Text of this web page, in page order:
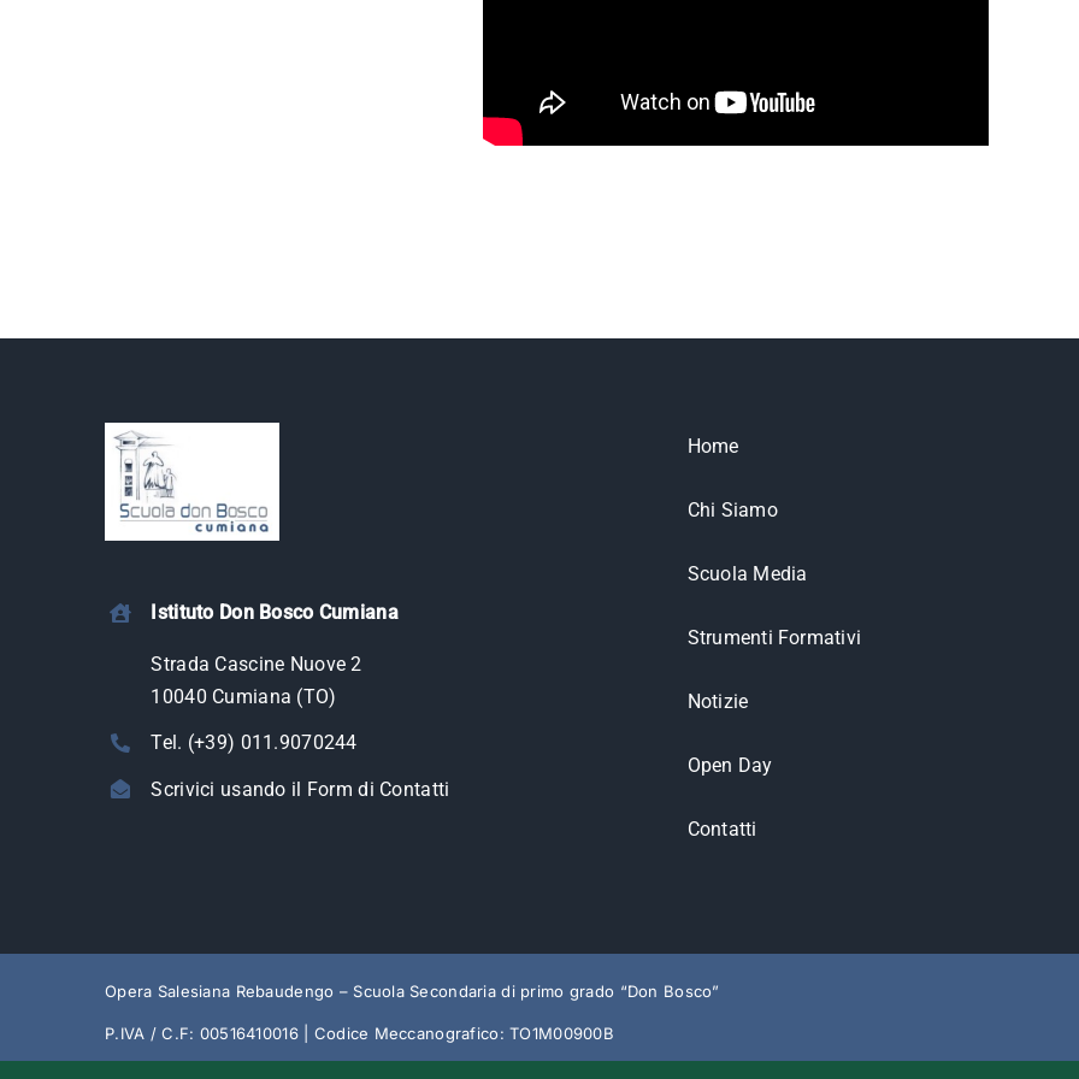
Istituto Don Bosco Cumiana
Strada Cascine Nuove 2
10040 Cumiana (TO)
Tel. (+39) 011.9070244
Scrivici usando il Form di Contatti
Home
Chi Siamo
Scuola Media
Strumenti Formativi
Notizie
Open Day
Contatti
Opera Salesiana Rebaudengo – Scuola Secondaria di primo grado “Don Bosco”
P.IVA / C.F: 00516410016 | Codice Meccanografico: TO1M00900B